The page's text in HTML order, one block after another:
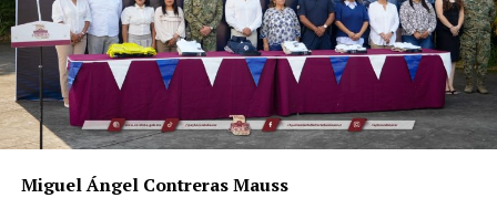
necesidades diarias.
Dulce María Alducin Vallejo, habitante de la comunidad,
explicó que la petición fue presentada ante las
autoridades municipales y que, tras las gestiones
realizadas en conjunto con Hidrosistema, fue posible
concretar la obra que hoy permite mejorar el
Miguel Ángel Contreras Mauss